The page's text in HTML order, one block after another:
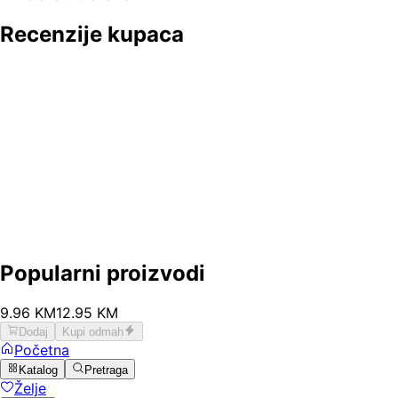
Recenzije kupaca
Popularni proizvodi
9.96 KM12.95 KM
Dodaj Kupi odmah
Početna
Katalog Pretraga
Želje